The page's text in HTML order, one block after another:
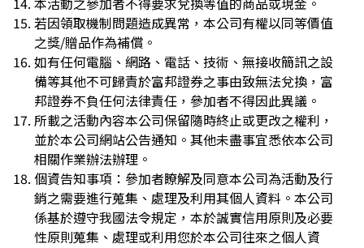
若因領取機制問題造成異常，本公司有權以同等價值
之獎/贈品作為補償。
如有任何電腦、網路、電話、技術、無接收簡訊之設
備等其他不可歸責於富邦證券之事由致無法兌換，富
邦證券不負任何法律責任，參加者不得因此異議。
所載之活動內容本公司保留隨時終止或更改之權利，
並於本公司網站公告通知。其他未盡事宜悉依本公司
相關作業辦法辦理。
個資告知事項：參加者瞭解及同意本公司為活動及行
銷之需要進行蒐集、處理及利用其個人資料。本公司
係基於遵守我國法令規定，本於誠實信用原則及必要
性原則蒐集、處理或利用您於本公司往來之個人資